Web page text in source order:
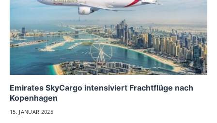
Emirates SkyCargo intensiviert Frachtflüge nach
Kopenhagen
15. JANUAR 2025